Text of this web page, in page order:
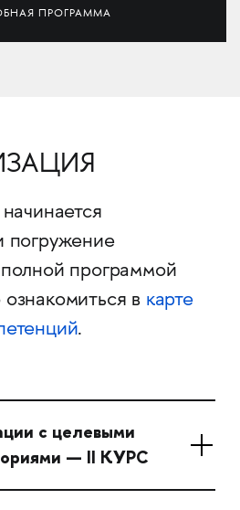
ПРОГРАММА
погружение
программой
в карте
.
с целевыми
— II КУРС